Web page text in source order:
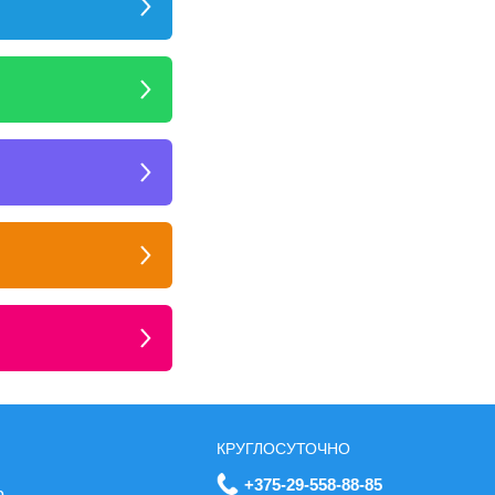
КРУГЛОСУТОЧНО
+375-29-558-88-85